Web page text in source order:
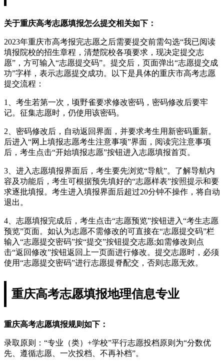
关于重庆高考志愿填报怎么提交相关如下：
2023年重庆市高考报完志愿之后需要提交前需勾选“我已阅读
填报院校的招生章程，清楚院校各项要求，现决定提交志
愿”，方可输入“志愿提交码”。提交后，页面弹出“志愿提交成
功”字样，表示志愿提交成功。以下是具体的重庆市高考志愿
提交流程：
1、考生若第一次，顷野雀要求修改密码，密码修改后要牢
记。征集志愿时，仍使用该密码。
2、密码修改后，自动返回界面，并要求考生用新密码重新。
后进入“网上填报志愿考生注意事项”界面，阅读完注意事项
后，考生点击“开始填报志愿”按钮进入志愿填报首页。
3、进入志愿填报界面后，考生要先浏览“导航”。了解导航内
容及功能后，考生可根据预先填好的“志愿样表”按照提示和要
求逐批填报。考生进入填报界面后超过20分钟不操作，将自动
退出。
4、志愿填报完成后，考生点击“志愿预览”按钮进入“考生志愿
预览”页面。如认为志愿不需修改的可直接在“志愿提交码”栏
输入“志愿提交密码”按“提交”按钮提交志愿;如需修改则点
击“返回修改”按钮返回上一页面进行修改。提交志愿时，必须
使用“志愿提交密码”进行志愿提脊配交，否则志愿无效。
重庆高考志愿填报地理信息专业
重庆高考志愿填报规则如下：
录取原则：“专业（类）+学校”平行志愿投档原则为“分数优
先、遵循志愿、一次投档、不再补档”。